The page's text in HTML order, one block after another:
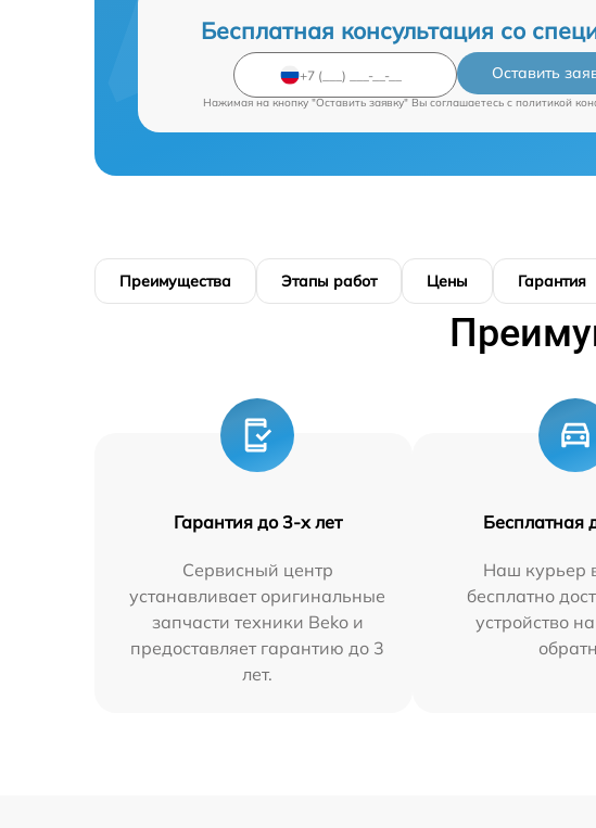
Бесплатная консультация со
Оставить
Нажимая на кнопку "Оставить заявку" Вы соглашаетесь c политикой
Преимущества Этапы работ Цены Гарантия
Гарантия до 3-х лет
Сервисный центр
устанавливает оригинальные
запчасти техники Beko и
предоставляет гарантию до 3
лет.
Бесплатная
Наш курьер
бесплатно
устройство